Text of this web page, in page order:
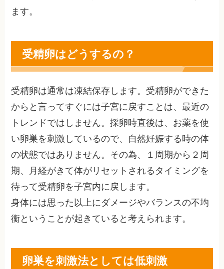
ます。
受精卵はどうするの？
受精卵は通常は凍結保存します。受精卵ができた
からと言ってすぐには子宮に戻すことは、最近の
トレンドではしません。採卵時直後は、お薬を使
い卵巣を刺激しているので、自然妊娠する時の体
の状態ではありません。その為、１周期から２周
期、月経がきて体がリセットされるタイミングを
待って受精卵を子宮内に戻します。
身体には思った以上にダメージやバランスの不均
衡ということが起きていると考えられます。
卵巣を刺激法としては低刺激